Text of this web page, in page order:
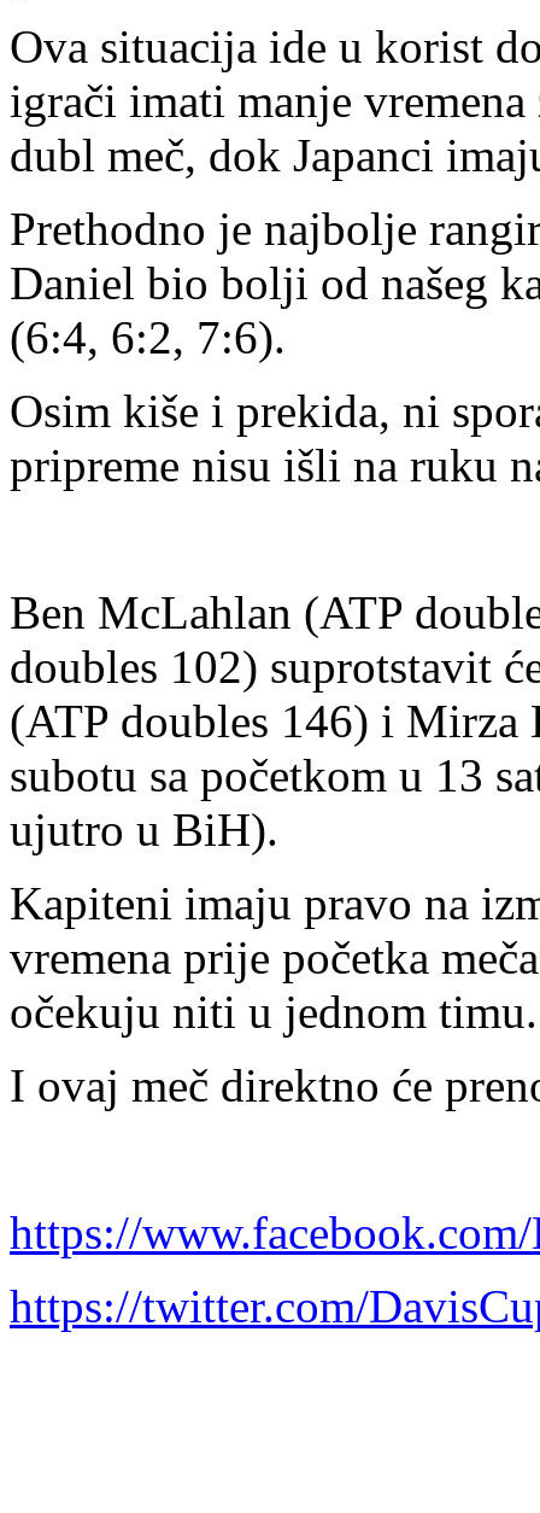
Ova situacija ide u korist
igrači imati manje
dubl meč, dok Japanci
Prethodno je najbolje
Daniel bio bolji od našeg
(6:4, 6:2, 7:6).
Osim kiše i prekida, ni
pripreme nisu išli na ruku
Ben McLahlan (ATP
doubles 102) suprotstavit
(ATP doubles 146) i Mirza
subotu sa početkom u 13
ujutro u BiH).
Kapiteni imaju pravo na
vremena prije početka
očekuju niti u jednom timu.
I ovaj meč direktno će
https://
https://twitter.com/